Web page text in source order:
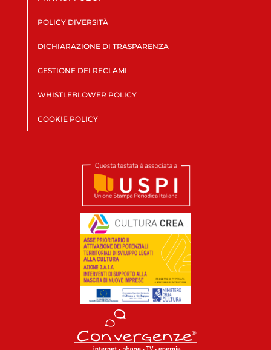
POLICY DIVERSITÀ
DICHIARAZIONE DI TRASPARENZA
GESTIONE DEI RECLAMI
WHISTLEBLOWER POLICY
COOKIE POLICY